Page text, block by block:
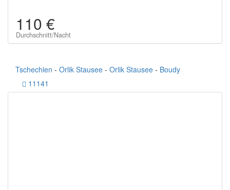
110 €
Durchschnitt/Nacht
Tschechien - Orlik Stausee - Orlik Stausee - Boudy
11141